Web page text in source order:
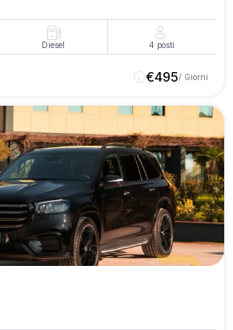
Diesel 4 posti
€495/ Giorni